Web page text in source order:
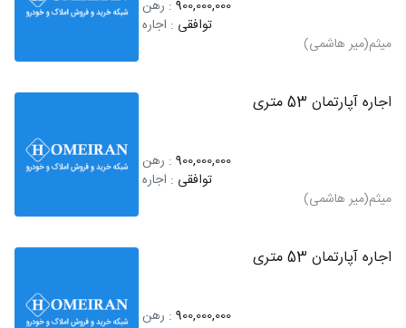
900,000,000 : رهن
توافقی : اجاره
میثم(میر هاشمی)
اجاره آپارتمان 53 متری
900,000,000 : رهن
توافقی : اجاره
میثم(میر هاشمی)
اجاره آپارتمان 53 متری
900,000,000 : رهن